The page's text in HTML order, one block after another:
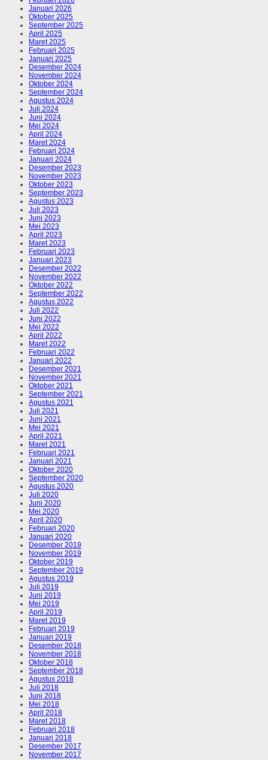
Januari 2026
Oktober 2025
September 2025
April 2025
Maret 2025
Februari 2025
Januari 2025
Desember 2024
November 2024
Oktober 2024
September 2024
Agustus 2024
Juli 2024
Juni 2024
Mei 2024
April 2024
Maret 2024
Februari 2024
Januari 2024
Desember 2023
November 2023
Oktober 2023
September 2023
Agustus 2023
Juli 2023
Juni 2023
Mei 2023
April 2023
Maret 2023
Februari 2023
Januari 2023
Desember 2022
November 2022
Oktober 2022
September 2022
Agustus 2022
Juli 2022
Juni 2022
Mei 2022
April 2022
Maret 2022
Februari 2022
Januari 2022
Desember 2021
November 2021
Oktober 2021
September 2021
Agustus 2021
Juli 2021
Juni 2021
Mei 2021
April 2021
Maret 2021
Februari 2021
Januari 2021
Oktober 2020
September 2020
Agustus 2020
Juli 2020
Juni 2020
Mei 2020
April 2020
Februari 2020
Januari 2020
Desember 2019
November 2019
Oktober 2019
September 2019
Agustus 2019
Juli 2019
Juni 2019
Mei 2019
April 2019
Maret 2019
Februari 2019
Januari 2019
Desember 2018
November 2018
Oktober 2018
September 2018
Agustus 2018
Juli 2018
Juni 2018
Mei 2018
April 2018
Maret 2018
Februari 2018
Januari 2018
Desember 2017
November 2017